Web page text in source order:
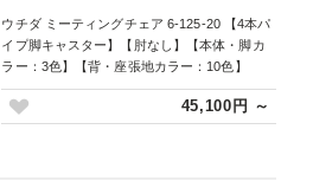
ウチダ ミーティングチェア 6-125-20 【4本パ
イプ脚キャスター】【肘なし】【本体・脚カ
ラー：3色】【背・座張地カラー：10色】
45,100円 ～